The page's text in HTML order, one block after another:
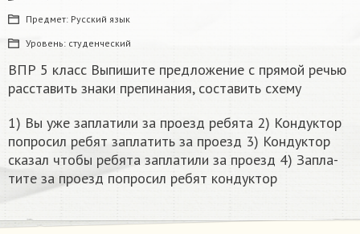
Предмет: Русский язык
Уровень: студенческий
ВПР 5 класс Выпишите предложение с прямой речью
расставить знаки препинания, составить схему
1) Вы уже за­пла­ти­ли за про­езд ре­бя­та 2) Кон­дук­тор
по­про­сил ребят за­пла­тить за про­езд 3) Кон­дук­тор
ска­зал чтобы ре­бя­та за­пла­ти­ли за про­езд 4) За­пла­
ти­те за про­езд по­про­сил ребят кон­дук­тор​